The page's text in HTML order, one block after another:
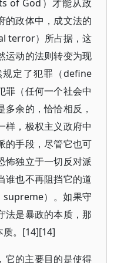
of God）才能从政
的政体中，成文法的
terror）所占据，这
运动的法则转变为现
定了犯罪（define
（任何一个社会中
余的，恰恰相反，
样，极权主义政府中
的手段，尽管它也可
怖独立于一切反对派
谁也不再阻挡它的道
）。如果守
法是暴政的本质，那
质。[14][14]
它的主要目的是使得